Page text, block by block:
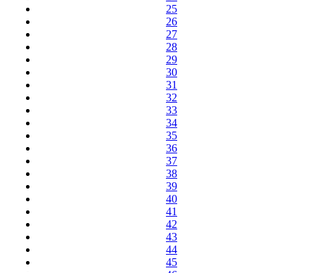
25
26
27
28
29
30
31
32
33
34
35
36
37
38
39
40
41
42
43
44
45